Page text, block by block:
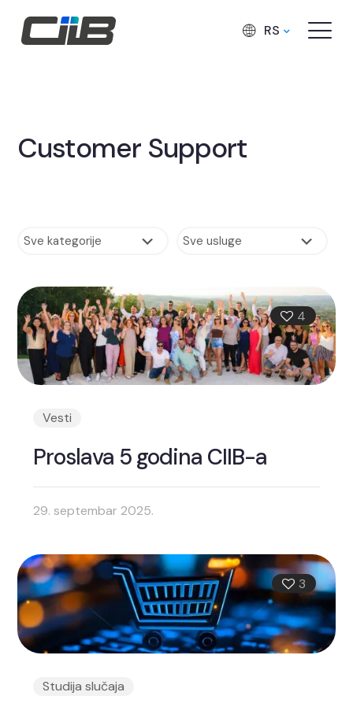
RS
Customer Support
4
Vesti
Proslava 5 godina CIIB-a
29. septembar 2025.
3
Studija slučaja